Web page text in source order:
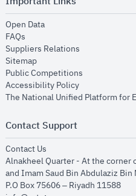
Open Dataopens in new window
FAQs
Suppliers Relations
Sitemapopens in new window
Public Competitions
Accessibility Policyopens in new
The National Unified Platform for
Contact Support
Contact Us
Alnakheel Quarter - At the corner
and Imam Saud Bin Abdulaziz Bin
P.O Box 75606 – Riyadh 11588